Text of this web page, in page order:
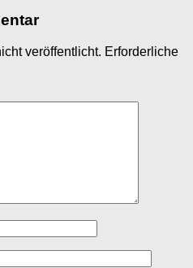
veröffentlicht. Erforderliche